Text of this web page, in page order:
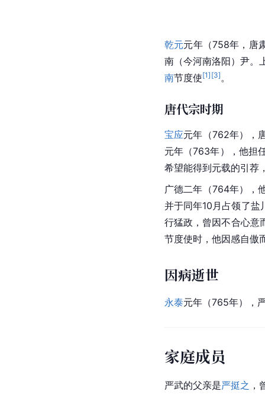
乾元元年（758年，唐
南（今河南洛阳）尹。
南节度使[1] [3]。
唐代宗时期
宝应元年（762年），
元年（763年），他担
希望能得到元载的引荐
广德二年（764年），
并于同年10月占领了盐
行猛政，曾因不合心意
节度使时，他因感自傲
因病逝世
永泰元年（765年），
家庭成员
严武的父亲是严挺之 ，